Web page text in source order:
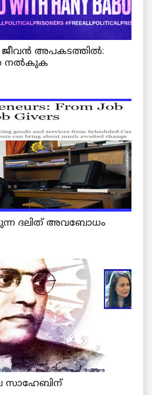
ജീവൻ അപകടത്തിൽ:
നൽകുക
ദലിത് അവബോധം
സാഹേബിന്